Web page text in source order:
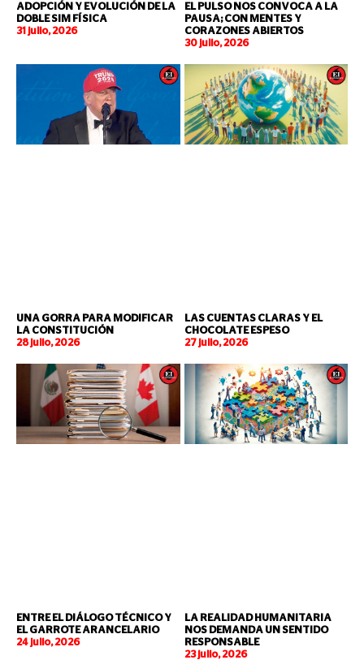
ADOPCIÓN Y EVOLUCIÓN DE LA
DOBLE SIM FÍSICA
31 julio, 2026
EL PULSO NOS CONVOCA A LA
PAUSA; CON MENTES Y
CORAZONES ABIERTOS
30 julio, 2026
UNA GORRA PARA MODIFICAR
LA CONSTITUCIÓN
28 julio, 2026
LAS CUENTAS CLARAS Y EL
CHOCOLATE ESPESO
27 julio, 2026
ENTRE EL DIÁLOGO TÉCNICO Y
EL GARROTE ARANCELARIO
24 julio, 2026
LA REALIDAD HUMANITARIA
NOS DEMANDA UN SENTIDO
RESPONSABLE
23 julio, 2026